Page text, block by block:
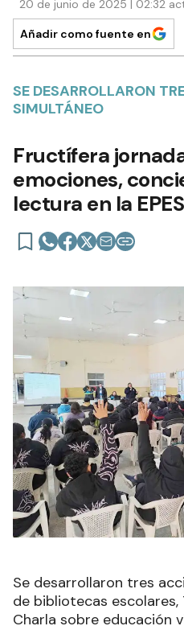
20 de junio de 2025 | 02:32
Añadir como fuente en
SE DESARROLLARON
SIMULTÁNEO
Fructífera
emociones,
lectura en la
Se desarrollaron tres
de bibliotecas
Charla sobre educación